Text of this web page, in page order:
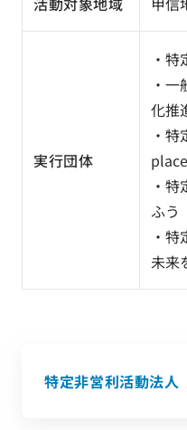
実行団体
・
・
化推
・
place
・
ふう
・
未来
特定非営利活動法